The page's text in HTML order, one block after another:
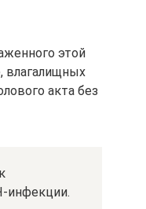
этой
влагалищных
акта без
инфекции.